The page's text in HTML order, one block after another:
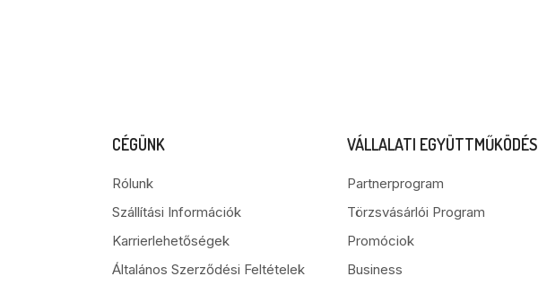
CÉGÜNK
Rólunk
Szállítási Információk
Karrierlehetőségek
Általános Szerződési Feltételek
VÁLLALATI EGYÜTTMŰKÖDÉS
Partnerprogram
Törzsvásárlói Program
Promóciok
Business